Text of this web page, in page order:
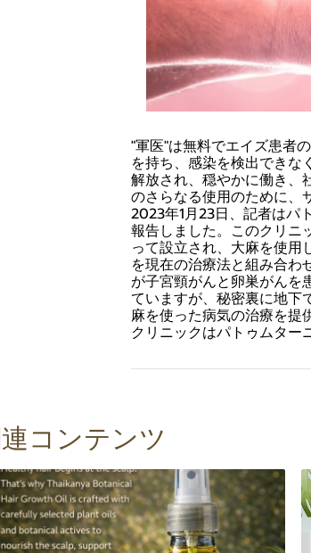
"軍医"は無料でエイズ患者
を持ち、感染を検出できな
解放され、穏やかに働き、
のさらなる使用のために、
2023年1月23日、記者はパ
報告しました。このクリニ
って設立され、大麻を使
を現在の治療法と組み合わ
が子宮頸がんと卵巣がんを
ていますが、秘密裏に地下
麻を使った病気の治療を提
クリニックはパトゥムター
コンテンツ